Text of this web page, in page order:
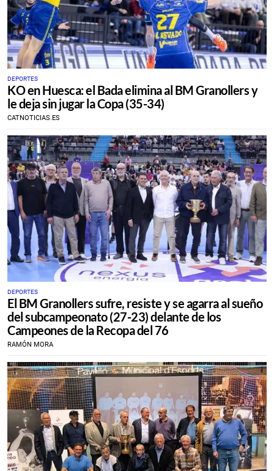
DEPORTES
KO en Huesca: el Bada elimina al BM Granollers y
le deja sin jugar la Copa (35-34)
CATNOTICIAS.ES
DEPORTES
El BM Granollers sufre, resiste y se agarra al sueño
del subcampeonato (27-23) delante de los
Campeones de la Recopa del 76
RAMÓN MORA